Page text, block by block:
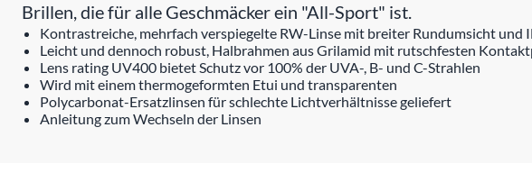
Brillen, die für alle Geschmäcker ein "All-Sport" ist.
Kontrastreiche, mehrfach verspiegelte RW-Linse mit breiter Rundumsicht und
Leicht und dennoch robust, Halbrahmen aus Grilamid mit rutschfesten
Lens rating UV400 bietet Schutz vor 100% der UVA-, B- und C-Strahlen
Wird mit einem thermogeformten Etui und transparenten
Polycarbonat-Ersatzlinsen für schlechte Lichtverhältnisse geliefert
Anleitung zum Wechseln der Linsen